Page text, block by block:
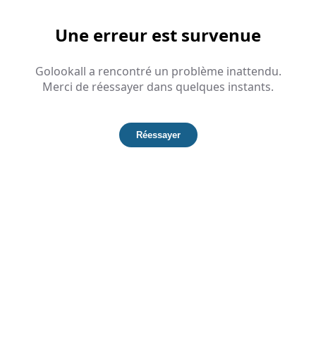
Une erreur est survenue
Golookall a rencontré un problème inattendu.
Merci de réessayer dans quelques instants.
Réessayer